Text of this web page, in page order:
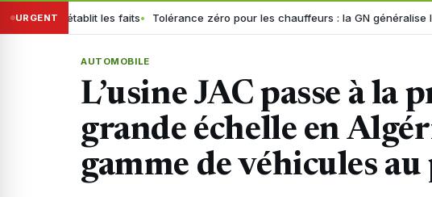
URGENTles faits Tolérance zéro pour les chauffeurs : la GN généralise le dépistage
AUTOMOBILE
L’usine JAC passe à la
grande échelle en
gamme de véhicules